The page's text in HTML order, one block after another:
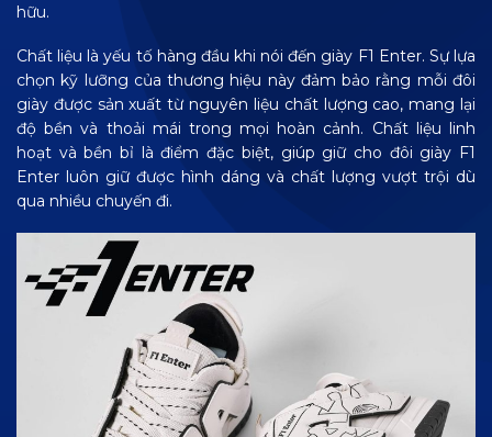
hữu.
Chất liệu là yếu tố hàng đầu khi nói đến giày F1 Enter. Sự lựa
chọn kỹ lưỡng của thương hiệu này đảm bảo rằng mỗi đôi
giày được sản xuất từ nguyên liệu chất lượng cao, mang lại
độ bền và thoải mái trong mọi hoàn cảnh. Chất liệu linh
hoạt và bền bỉ là điểm đặc biệt, giúp giữ cho đôi giày F1
Enter luôn giữ được hình dáng và chất lượng vượt trội dù
qua nhiều chuyến đi.